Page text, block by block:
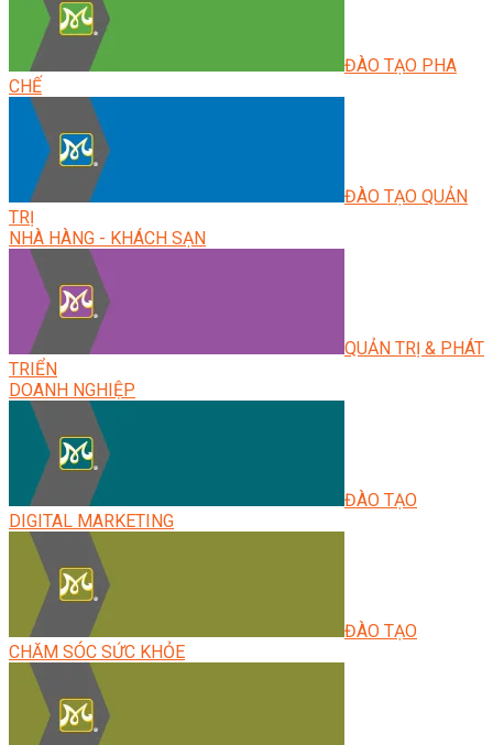
ĐÀO TẠO PHA
CHẾ
ĐÀO TẠO QUẢN
TRỊ
NHÀ HÀNG - KHÁCH SẠN
QUẢN TRỊ & PHÁT
TRIỂN
DOANH NGHIỆP
ĐÀO TẠO
DIGITAL MARKETING
ĐÀO TẠO
CHĂM SÓC SỨC KHỎE